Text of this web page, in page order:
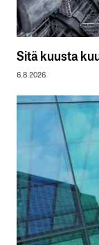
Sitä kuusta
6.8.2026